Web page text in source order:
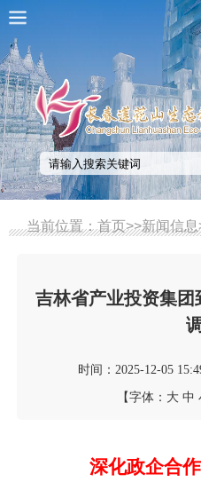
当前位置：首页>>新闻信息
吉林省产业投资集
时间：2025-12-05
【字体： 大 中
深化政企合